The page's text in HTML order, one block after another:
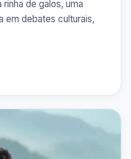
de galos, uma
em debates culturais,